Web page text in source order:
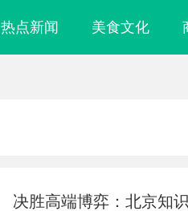
热点新闻 美食文化
决胜高端博弈：北京知